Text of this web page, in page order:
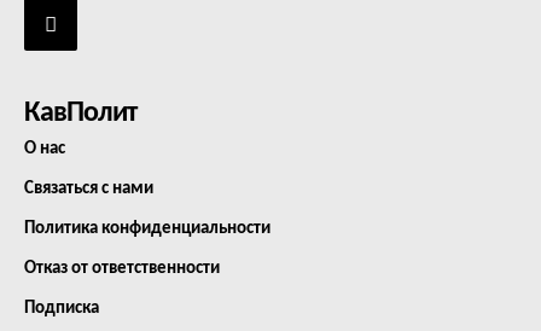
КавПолит
О нас
Связаться с нами
Политика конфиденциальности
Отказ от ответственности
Подписка